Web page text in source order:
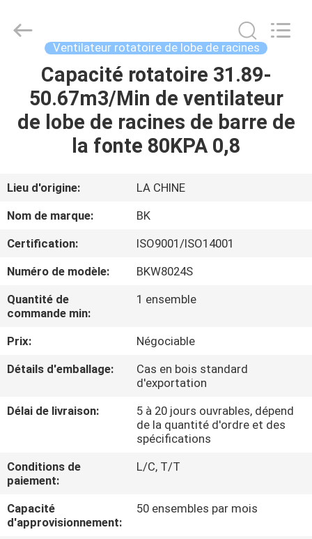
MAISON
PRODUITS
AU
DE
NOUS
VISITE
D'USINE
DE
CONTACTEZ-
NOUS
Tohin
Machine
Ventilateur rotatoire de lobe de racines
Capacité rotatoire 31.89-
50.67m3/Min de ventilateur
de lobe de racines de barre de
la fonte 80KPA 0,8
Lieu d'origine:
LA CHINE
Nom de marque:
BK
Certification:
ISO9001/ISO14001
Numéro de modèle:
BKW8024S
Quantité de
commande min:
1 ensemble
Prix:
Négociable
Détails d'emballage:
Cas en bois standard
d'exportation
Délai de livraison:
5 à 20 jours ouvrables, dépend
de la quantité d'ordre et des
spécifications
Conditions de
paiement:
L/C, T/T
Capacité
d'approvisionnement:
50 ensembles par mois